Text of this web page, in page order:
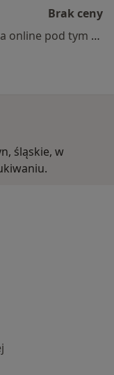
Brak ceny
Specjalista nie oferuje umawiania online pod tym adresem.
śląskie, w